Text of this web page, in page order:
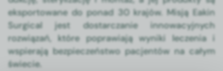
eksportowane do pon­ad 30 kra­jów. Mis­ją Eakin
Sur­gi­cal jest dostar­czanie innowa­cyjnych
rozwiązań, które popraw­ia­ją wyni­ki leczenia i
wspier­a­ją bez­pieczeńst­wo pac­jen­tów na całym
świecie.